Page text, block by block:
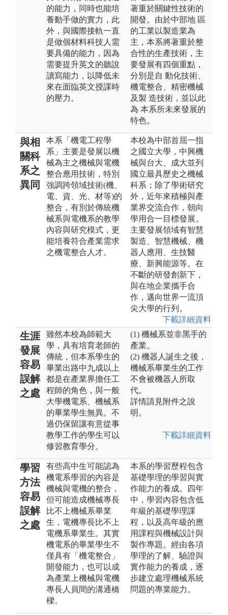
的能力，同時也能培
養動手做的實力，此
外，與國際接軌一直
是做個材料科技人需
要具備的能力，因為
需要提升英文的聽說
讀寫能力，以降低未
來在面臨英文授課時
的壓力。
著重於關鍵性技術的
開發。由於中部地 區
的工業以製造業為
主，本系將著重於整
合性的生產技術，主
要發展有四個重點，
分別是自 動化技術、
機電整合、精密機械
及製 造技術，並以此
為 本系所未來發展的
特色。
與相
關科
系之
異同
本系「機電工程學
系」主要是發展以機
械為主之機械與電機
整合應用技術，特別
強調跨領域技術(機、
電、資、光、材等)的
整合，有別於傳統機
械系與電機系的教學
內容與研究模式，更
能培養符合產業需求
之機電整合人才。
本校為中部首屈一指
之國立大學，中興機
械與台大、成大並列
國立最具歷史之機械
科系；除了學術研究
外，近年來積極與產
業界交流合作，朝向
學用合一目標發展。
主要發展領域有智慧
製造、智慧機械、機
器人應用、生技醫
療、新興能源等。在
不斷的研發創新下，
與在地企業攜手合
作，邁向世界一流頂
尖大學的行列。
下載詳細資料
生涯
發展
容易
誤解
之處
雖然本校為師範大
學，具有培育老師的
傳統，但本系學生的
畢業出路中九成以上
都是在產業界擔任工
程師的角色，與一般
大學機電系、機械系
的畢業學生無異。不
過仍保留讓有意從事
教學工作的學生可以
修習教育學分。
(1) 機械系並非黑手的
產業。
(2) 機器人誕生之後，
機械系畢業生的工作
不會被機器人所取
代。
詳情請見附件之說
明。
下載詳細資料
學習
方法
容易
誤解
之處
有些高中生可能認為
機電系學習的內容是
機械與電機的整合，
但可能造成機械專長
比不上機械系畢業
生，電機專長比不上
電機系畢業生。其實
機電系的畢業學生不
僅具有「機電整合」
開發能力，也可以成
為產業上機械與電機
專長人員間的溝通橋
樑。
本系的學習歷程包含
基礎學理的學習與實
作能力的養成。四年
中，學習內容包含低
年級的基礎學理課
程，以及高年級的應
用課程與機械設計與
製作專題。經由各項
學理的了解、驗證與
實作能力的養成，逐
步建立處理機械系統
問題的專業能力。